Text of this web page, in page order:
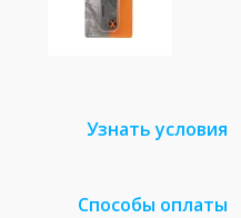
Узнать условия
Способы оплаты